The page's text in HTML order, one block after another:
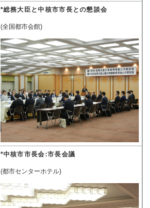
*総務大臣と中核市市長との懇談会
(全国都市会館)
*中核市市長会:市長会議
(都市センターホテル)